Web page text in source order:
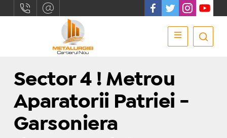
Sector 4 ! Metrou
Aparatorii Patriei -
Garsoniera